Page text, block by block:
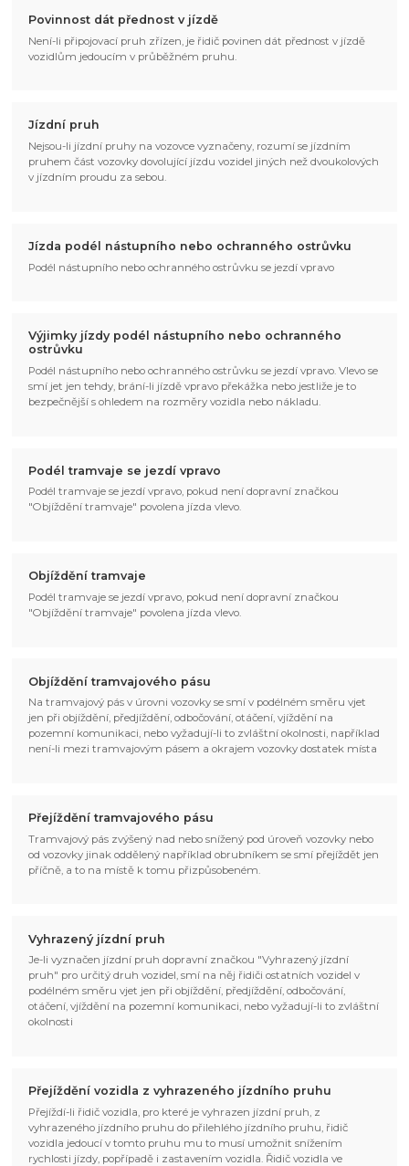
Povinnost dát přednost v jízdě
Není-li připojovací pruh zřízen, je řidič povinen dát přednost v jízdě
vozidlům jedoucím v průběžném pruhu.
Jízdní pruh
Nejsou-li jízdní pruhy na vozovce vyznačeny, rozumí se jízdním
pruhem část vozovky dovolující jízdu vozidel jiných než dvoukolových
v jízdním proudu za sebou.
Jízda podél nástupního nebo ochranného ostrůvku
Podél nástupního nebo ochranného ostrůvku se jezdí vpravo
Výjimky jízdy podél nástupního nebo ochranného
ostrůvku
Podél nástupního nebo ochranného ostrůvku se jezdí vpravo. Vlevo se
smí jet jen tehdy, brání-li jízdě vpravo překážka nebo jestliže je to
bezpečnější s ohledem na rozměry vozidla nebo nákladu.
Podél tramvaje se jezdí vpravo
Podél tramvaje se jezdí vpravo, pokud není dopravní značkou
"Objíždění tramvaje" povolena jízda vlevo.
Objíždění tramvaje
Podél tramvaje se jezdí vpravo, pokud není dopravní značkou
"Objíždění tramvaje" povolena jízda vlevo.
Objíždění tramvajového pásu
Na tramvajový pás v úrovni vozovky se smí v podélném směru vjet
jen při objíždění, předjíždění, odbočování, otáčení, vjíždění na
pozemní komunikaci, nebo vyžadují-li to zvláštní okolnosti, například
není-li mezi tramvajovým pásem a okrajem vozovky dostatek místa
Přejíždění tramvajového pásu
Tramvajový pás zvýšený nad nebo snížený pod úroveň vozovky nebo
od vozovky jinak oddělený například obrubníkem se smí přejíždět jen
příčně, a to na místě k tomu přizpůsobeném.
Vyhrazený jízdní pruh
Je-li vyznačen jízdní pruh dopravní značkou "Vyhrazený jízdní
pruh" pro určitý druh vozidel, smí na něj řidiči ostatních vozidel v
podélném směru vjet jen při objíždění, předjíždění, odbočování,
otáčení, vjíždění na pozemní komunikaci, nebo vyžadují-li to zvláštní
okolnosti
Přejíždění vozidla z vyhrazeného jízdního pruhu
Přejíždí-li řidič vozidla, pro které je vyhrazen jízdní pruh, z
vyhrazeného jízdního pruhu do přilehlého jízdního pruhu, řidič
vozidla jedoucí v tomto pruhu mu to musí umožnit snížením
rychlosti jízdy, popřípadě i zastavením vozidla. Řidič vozidla ve